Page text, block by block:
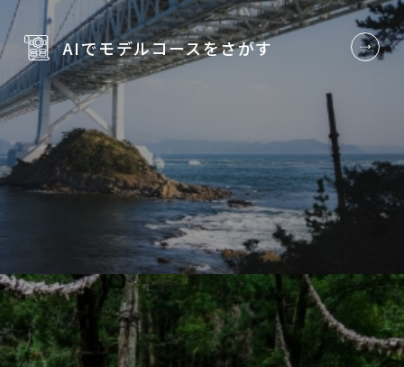
AIでモデルコースをさがす